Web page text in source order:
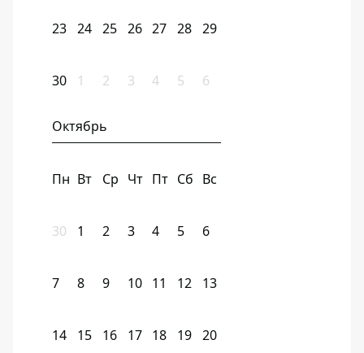
23 24 25 26 27 28 29
30 1 2 3 4 5 6
Октябрь
Пн Вт Ср Чт Пт Сб Вс
30 1 2 3 4 5 6
7 8 9 10 11 12 13
14 15 16 17 18 19 20